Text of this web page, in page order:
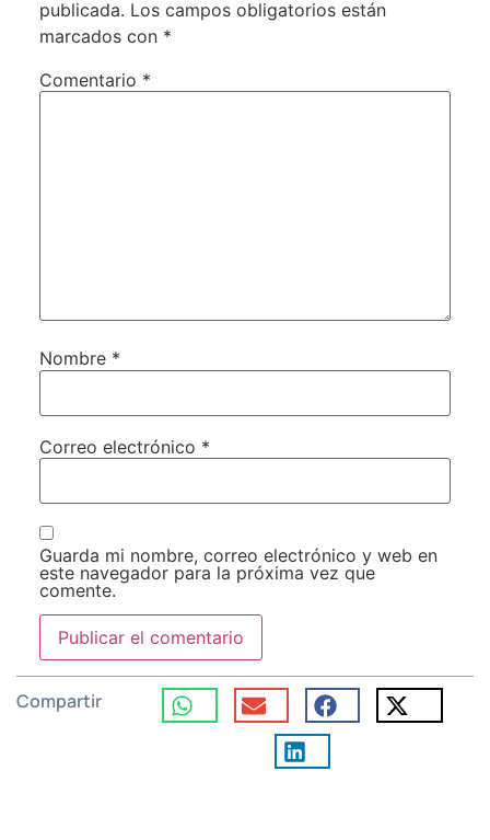
publicada. Los campos obligatorios están
marcados con *
Comentario *
Nombre *
Correo electrónico *
Guarda mi nombre, correo electrónico y web en
este navegador para la próxima vez que
comente.
Compartir